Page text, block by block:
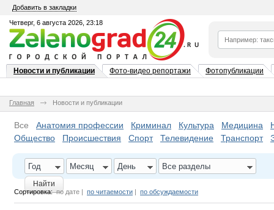
Добавить в закладки
Четверг, 6 августа 2026, 23:18
Новости и публикации Фото-видео репортажи Фотопубликации
Главная Новости и публикации
Все Анатомия профессии Криминал Культура Медицина
Общество
Происшествия Спорт Телевидение Транспорт
Год Месяц День Все разделы
Найти
Сортировка: по дате | по читаемости | по обсуждаемости